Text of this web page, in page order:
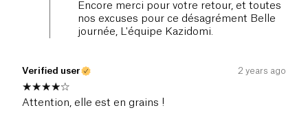
Encore merci pour votre retour, et toutes
nos excuses pour ce désagrément Belle
journée, L'équipe Kazidomi.
Verified user 2 years ago
Attention, elle est en grains !